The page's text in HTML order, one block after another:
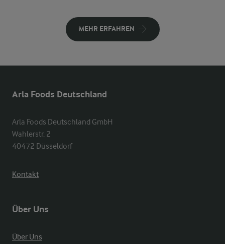
MEHR ERFAHREN
Arla Foods Deutschland
Arla Foods Deutschland GmbH
Wahlerstr. 2
40472 Düsseldorf
Kontakt
Über Uns
Über Uns